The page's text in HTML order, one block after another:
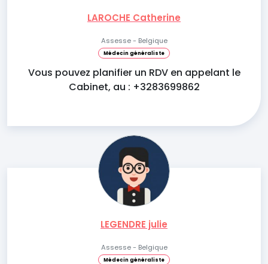
LAROCHE Catherine
Assesse - Belgique
Médecin généraliste
Vous pouvez planifier un RDV en appelant le
Cabinet, au : +3283699862
LEGENDRE julie
Assesse - Belgique
Médecin généraliste